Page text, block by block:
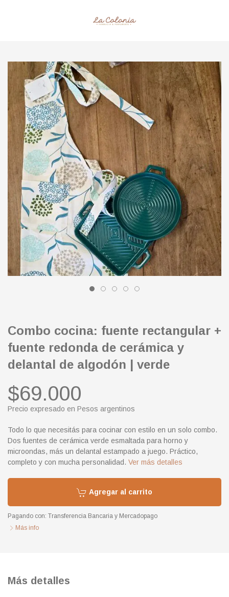
Combo cocina: fuente rectangular +
fuente redonda de cerámica y
delantal de algodón | verde
$69.000
Precio expresado en Pesos argentinos
Todo lo que necesitás para cocinar con estilo en un solo combo.
Dos fuentes de cerámica verde esmaltada para horno y
microondas, más un delantal estampado a juego. Práctico,
completo y con mucha personalidad. Ver más detalles
Agregar al carrito
Pagando con: Transferencia Bancaria y Mercadopago
Más info
Más detalles